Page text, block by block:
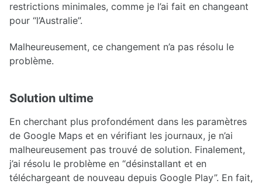
restrictions minimales, comme je l’ai fait en changeant
pour “l’Australie”.
Malheureusement, ce changement n’a pas résolu le
problème.
Solution ultime
En cherchant plus profondément dans les paramètres
de Google Maps et en vérifiant les journaux, je n’ai
malheureusement pas trouvé de solution. Finalement,
j’ai résolu le problème en “désinstallant et en
téléchargeant de nouveau depuis Google Play”. En fait,